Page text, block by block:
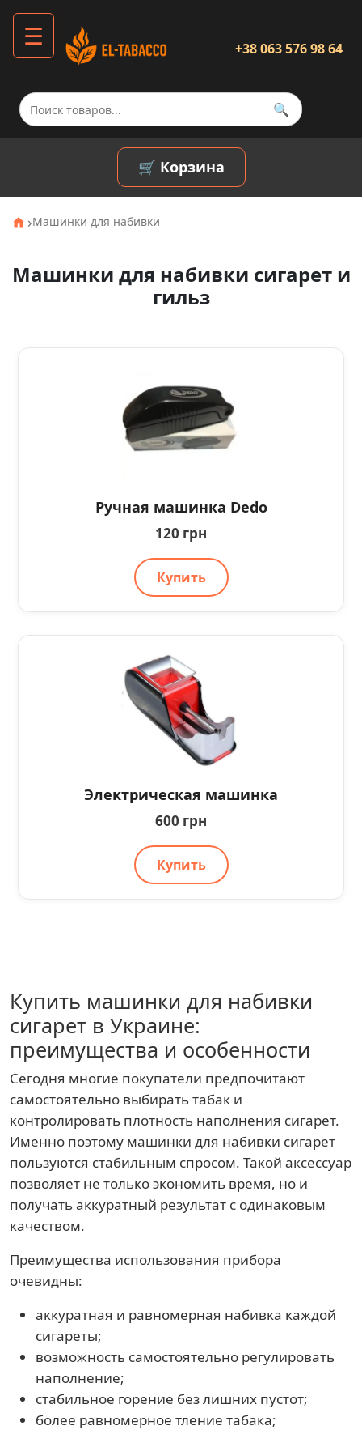
☰ +38 063 576 98 64
🔍
🛒 Корзина
›Машинки для набивки
Машинки для набивки сигарет и
гильз
Ручная машинка Dedo
120 грн
Купить
Электрическая машинка
600 грн
Купить
Купить машинки для набивки
сигарет в Украине:
преимущества и особенности
Сегодня многие покупатели предпочитают
самостоятельно выбирать табак и
контролировать плотность наполнения сигарет.
Именно поэтому машинки для набивки сигарет
пользуются стабильным спросом. Такой аксессуар
позволяет не только экономить время, но и
получать аккуратный результат с одинаковым
качеством.
Преимущества использования прибора
очевидны:
аккуратная и равномерная набивка каждой
сигареты;
возможность самостоятельно регулировать
наполнение;
стабильное горение без лишних пустот;
более равномерное тление табака;